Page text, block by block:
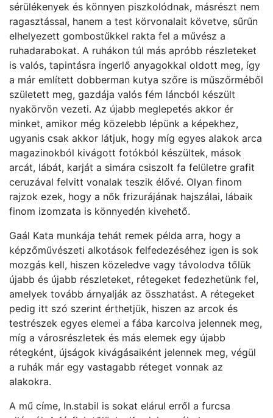
sérülékenyek és könnyen piszkolódnak, másrészt nem
ragasztással, hanem a test körvonalait követve, sűrűn
elhelyezett gombostűkkel rakta fel a művész a
ruhadarabokat. A ruhákon túl más apróbb részleteket
is valós, tapintásra ingerlő anyagokkal oldott meg, így
a már említett dobberman kutya szőre is műszőrméből
született meg, gazdája valós fém láncból készült
nyakörvön vezeti. Az újabb meglepetés akkor ér
minket, amikor még közelebb lépünk a képekhez,
ugyanis csak akkor látjuk, hogy míg egyes alakok arca
magazinokból kivágott fotókból készültek, mások
arcát, lábát, karját a simára csiszolt fa felületre grafit
ceruzával felvitt vonalak teszik élővé. Olyan finom
rajzok ezek, hogy a nők frizurájának hajszálai, lábaik
finom izomzata is könnyedén kivehető.
Gaál Kata munkája tehát remek példa arra, hogy a
képzőművészeti alkotások felfedezéséhez igen is sok
mozgás kell, hiszen közeledve vagy távolodva tőlük
újabb és újabb részleteket, rétegeket fedezhetünk fel,
amelyek tovább árnyalják az összhatást. A rétegeket
pedig itt szó szerint érthetjük, hiszen az arcok és
testrészek egyes elemei a fába karcolva jelennek meg,
míg a városrészletek és más elemek egy újabb
rétegként, újságok kivágásaiként jelennek meg, végül
a ruhák már egy vastagabb réteget vonnak az
alakokra.
A mű címe, In.stabil is sokat elárul erről a furcsa